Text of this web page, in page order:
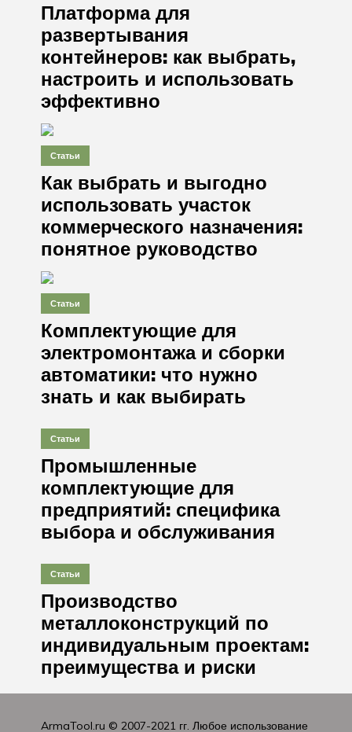
Платформа для
развертывания
контейнеров: как выбрать,
настроить и использовать
эффективно
Статьи
Как выбрать и выгодно
использовать участок
коммерческого назначения:
понятное руководство
Статьи
Комплектующие для
электромонтажа и сборки
автоматики: что нужно
знать и как выбирать
Статьи
Промышленные
комплектующие для
предприятий: специфика
выбора и обслуживания
Статьи
Производство
металлоконструкций по
индивидуальным проектам:
преимущества и риски
ArmaTool.ru © 2007-2021 гг. Любое использование